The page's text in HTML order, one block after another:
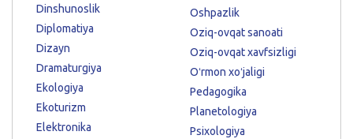
Dinshunoslik
Diplomatiya
Dizayn
Dramaturgiya
Ekologiya
Ekoturizm
Elektronika
Oshpazlik
Oziq-ovqat sanoati
Oziq-ovqat xavfsizligi
Oʻrmon xoʻjaligi
Pedagogika
Planetologiya
Psixologiya